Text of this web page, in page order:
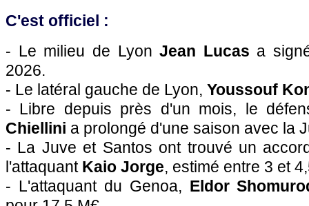
C'est officiel :
- Le milieu de Lyon Jean Lucas a
2026.
- Le latéral gauche de Lyon, Youssouf
- Libre depuis près d'un mois, le
Chiellini a prolongé d'une saison avec la
- La Juve et Santos ont trouvé un
l'attaquantKaio Jorge, estimé entre 3 et
- L'attaquant du Genoa, Eldor